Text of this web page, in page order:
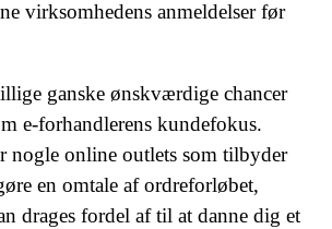
virksomhedens anmeldelser før
ganske ønskværdige chancer
e-forhandlerens kundefokus.
nogle online outlets som tilbyder
en omtale af ordreforløbet,
drages fordel af til at danne dig et